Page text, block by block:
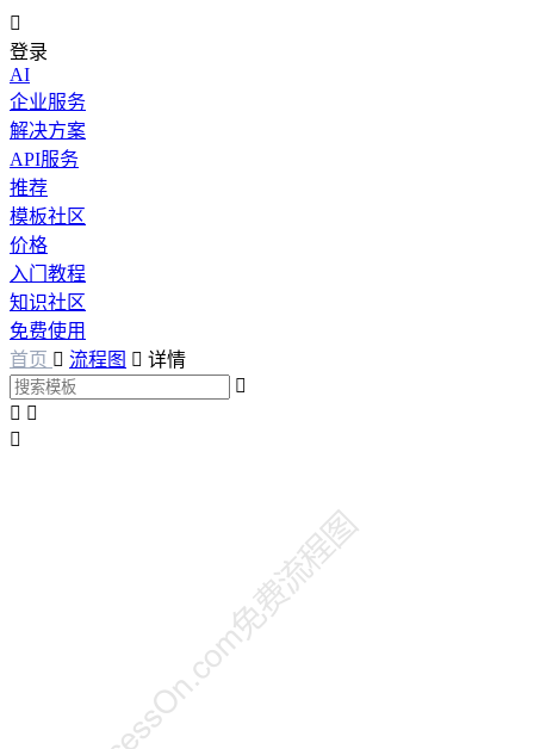

登录
AI
企业服务
解决方案
API服务
推荐
模板社区
价格
入门教程
知识社区
免费使用
首页  流程图  详情

 
